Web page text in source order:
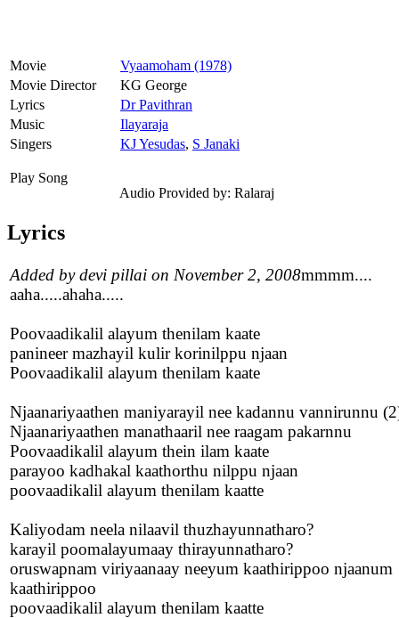
Movie
Vyaamoham (1978)
Movie Director
KG George
Lyrics
Dr Pavithran
Music
Ilayaraja
Singers
KJ Yesudas, S Janaki
Play Song
Audio Provided by: Ralaraj
Lyrics
Added by devi pillai on November 2, 2008mmmm....
aaha.....ahaha.....
Poovaadikalil alayum thenilam kaate
panineer mazhayil kulir korinilppu njaan
Poovaadikalil alayum thenilam kaate
Njaanariyaathen maniyarayil nee kadannu vannirunnu
Njaanariyaathen manathaaril nee raagam pakarnnu
Poovaadikalil alayum thein ilam kaate
parayoo kadhakal kaathorthu nilppu njaan
poovaadikalil alayum thenilam kaatte
Kaliyodam neela nilaavil thuzhayunnatharo?
karayil poomalayumaay thirayunnatharo?
oruswapnam viriyaanaay neeyum kaathirippoo njaanum
kaathirippoo
poovaadikalil alayum thenilam kaatte